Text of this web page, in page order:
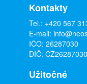
Kontakty
Tel.: +420 567
E-mail:
IČO: 26287030
DIČ: CZ26287030
Užitočné